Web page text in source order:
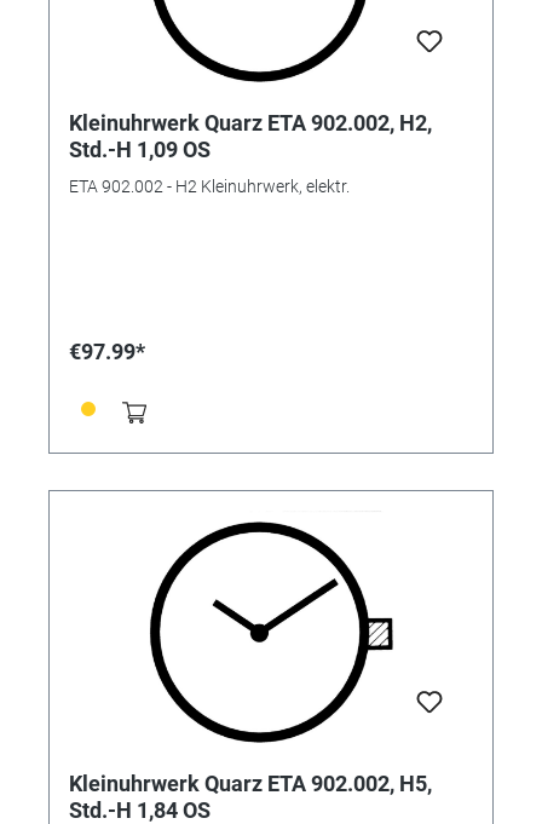
Kleinuhrwerk Quarz ETA 902.002, H2,
Std.-H 1,09 OS
ETA 902.002 - H2 Kleinuhrwerk, elektr.
€97.99*
Kleinuhrwerk Quarz ETA 902.002, H5,
Std.-H 1,84 OS